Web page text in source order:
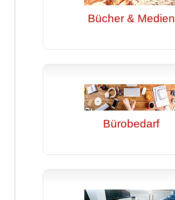
Bücher & Medien
Bürobedarf